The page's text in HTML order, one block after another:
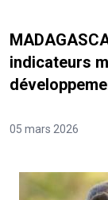
indicateurs
05 mars 2026